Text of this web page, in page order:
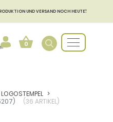
UND VERSAND NOCH HEUTE!
0
(36 ARTIKEL)